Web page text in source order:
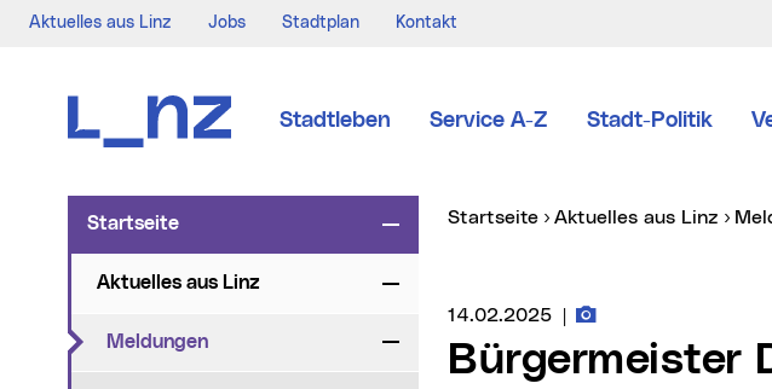
Aktuelles aus Linz Jobs Stadtplan Kontakt
Stadtleben Service A-Z Stadt-Politik
Startseite Zuklappen
Aktuelles aus Linz Zuklappen
Meldungen(aktueller Menüpunkt)Zuklappen
Sie sind hier:
Startseite Aktuelles aus Linz
Medienservice vom:
14.02.2025 Fotos zur Meldung
Bürgermeister Dietmar Prammer zum